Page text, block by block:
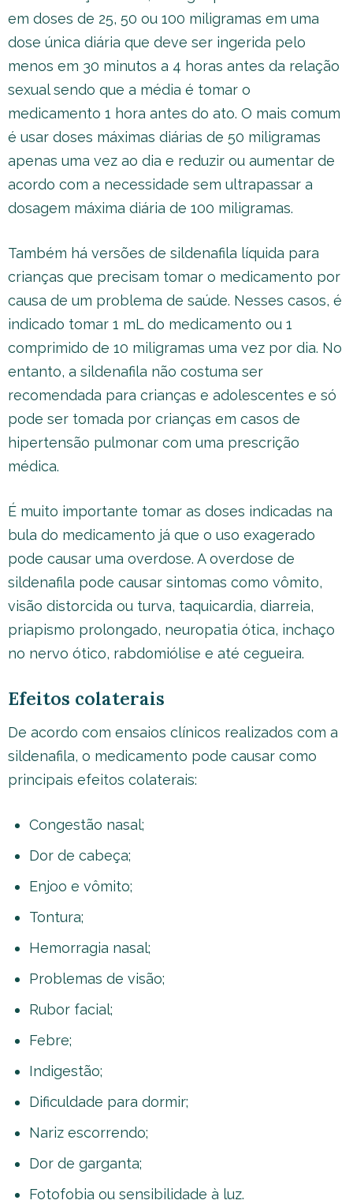
em doses de 25, 50 ou 100 miligramas em uma
dose única diária que deve ser ingerida pelo
menos em 30 minutos a 4 horas antes da relação
sexual sendo que a média é tomar o
medicamento 1 hora antes do ato. O mais comum
é usar doses máximas diárias de 50 miligramas
apenas uma vez ao dia e reduzir ou aumentar de
acordo com a necessidade sem ultrapassar a
dosagem máxima diária de 100 miligramas.
Também há versões de sildenafila líquida para
crianças que precisam tomar o medicamento por
causa de um problema de saúde. Nesses casos, é
indicado tomar 1 mL do medicamento ou 1
comprimido de 10 miligramas uma vez por dia. No
entanto, a sildenafila não costuma ser
recomendada para crianças e adolescentes e só
pode ser tomada por crianças em casos de
hipertensão pulmonar com uma prescrição
médica.
É muito importante tomar as doses indicadas na
bula do medicamento já que o uso exagerado
pode causar uma overdose. A overdose de
sildenafila pode causar sintomas como vômito,
visão distorcida ou turva, taquicardia, diarreia,
priapismo prolongado, neuropatia ótica, inchaço
no nervo ótico, rabdomiólise e até cegueira.
Efeitos colaterais
De acordo com ensaios clínicos realizados com a
sildenafila, o medicamento pode causar como
principais efeitos colaterais:
Congestão nasal;
Dor de cabeça;
Enjoo e vômito;
Tontura;
Hemorragia nasal;
Problemas de visão;
Rubor facial;
Febre;
Indigestão;
Dificuldade para dormir;
Nariz escorrendo;
Dor de garganta;
Fotofobia ou sensibilidade à luz.